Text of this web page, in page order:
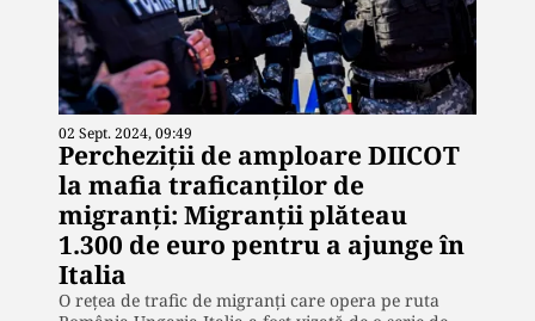
02 Sept. 2024, 09:49
Percheziții de amploare DIICOT
la mafia traficanților de
migranți: Migranții plăteau
1.300 de euro pentru a ajunge în
Italia
O rețea de trafic de migranți care opera pe ruta